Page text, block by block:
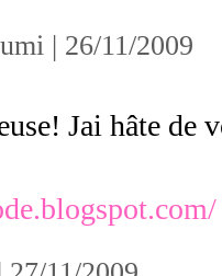
| 26/11/2009
Jai hâte